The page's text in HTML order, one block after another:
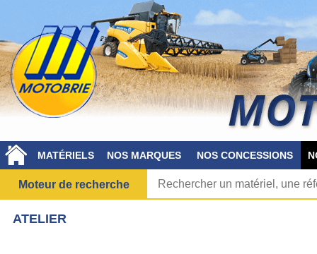
MATÉRIELS NOS MARQUES NOS CONCESSIONS
Moteur de recherche
ATELIER